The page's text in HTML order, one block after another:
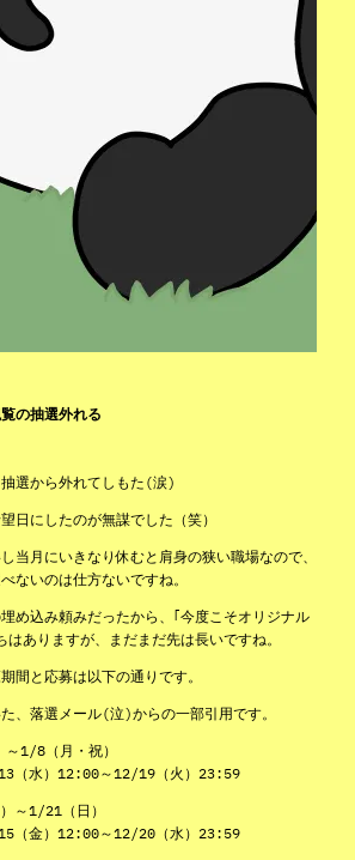
の抽選外れる
選から外れてしもた(涙)
日にしたのが無謀でした（笑）
当月にいきなり休むと肩身の狭い職場なので、
ないのは仕方ないですね。
め込み頼みだったから、｢今度こそオリジナル
ありますが、まだまだ先は長いですね。
間と応募は以下の通りです。
、落選メール(泣)からの一部引用です。
1/8（月・祝）
（水）12:00～12/19（火）23:59
～1/21（日）
（金）12:00～12/20（水）23:59